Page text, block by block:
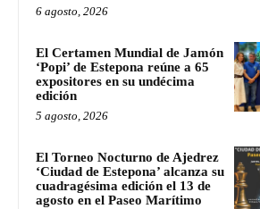
6 agosto, 2026
El Certamen Mundial de Jamón
‘Popi’ de Estepona reúne a 65
expositores en su undécima
edición
5 agosto, 2026
El Torneo Nocturno de Ajedrez
‘Ciudad de Estepona’ alcanza su
cuadragésima edición el 13 de
agosto en el Paseo Marítimo